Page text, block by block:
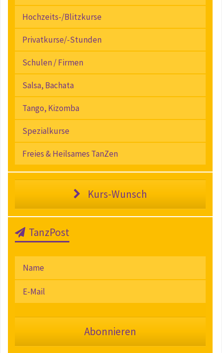
Hochzeits-/Blitzkurse
Privatkurse/-Stunden
Schulen / Firmen
Salsa, Bachata
Tango, Kizomba
Spezialkurse
Freies & Heilsames TanZen
Kurs-Wunsch
TanzPost